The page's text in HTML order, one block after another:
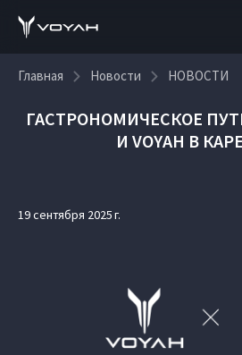
Главная Новости НОВОСТИ
ГАСТРОНОМИЧЕСКОЕ
И VOYAH В
19 сентября 2025 г.